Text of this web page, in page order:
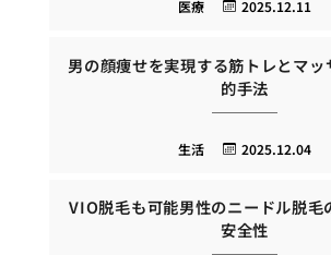
2025.12.11
医療
男の顔痩せを実現する筋トレとマッ
的手法
2025.12.04
生活
VIO脱毛も可能男性のニードル脱毛
安全性